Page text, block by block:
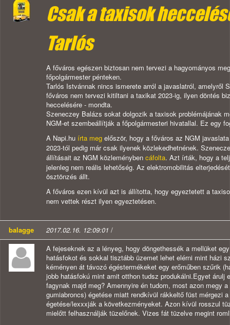
Csak a taxisok
Tarlós
A főváros egészen biztosan nem tervezi a hagyományos
főpolgármester pénteken.
Tarlós Istvánnak nincs ismerete arról a javaslatról, amelyről
főváros nem tervezi kitiltani a taxikat 2023-ig, ilyen döntés
heccelésére - mondta.
Szeneczey Balázs sokat dolgozik a taxisok problémájának
NGM-et szembeállítják a főpolgármesteri hivatallal. Ez egy
A Napi.hu írta meg először, hogy a főváros az NGM
2023-tól pedig már csak ilyenek közlekedhetnének.
állításait az NGM közleményben cáfolta. Azt írták, hogy a
jelenleg nem reális lehetőség. Az elektromobilitás
ösztönzés állt.
A főváros ezen kívül azt is állította, hogy egyeztetett a
nem vettek részt ilyen egyeztetésen.
balagge 2017.02.16. 12:09:01 /
A fejeseknek az a lényeg, hogy döngethessék a mellüket
hatásfokot és sokkal tisztább üzemet lehet elérni mint házi
kéményen át távozó égéstermékeket egy erőműben szűrik
jobb hatásfokú mint amit otthon tudsz produkálni.Egyet
fagynak majd meg? Amennyire én tudom, most azon megy
gumiabroncs) égetése miatt rendkívül rákkeltő füst mérgezi
égetése/lexxxják a következményeket. Azon kívül rosszul
mielőtt felhasználják tüzelőnek. Vizes fát tüzelve megint